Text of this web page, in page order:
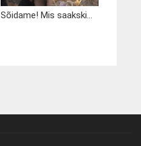
Sõidame! Mis saakski...